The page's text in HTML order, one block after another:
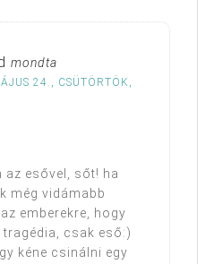
mondta
24., CSÜTÖRTÖK,
az esővel, sőt! ha
még vidámabb
emberekre, hogy
tragédia, csak eső:)
kéne csinálni egy